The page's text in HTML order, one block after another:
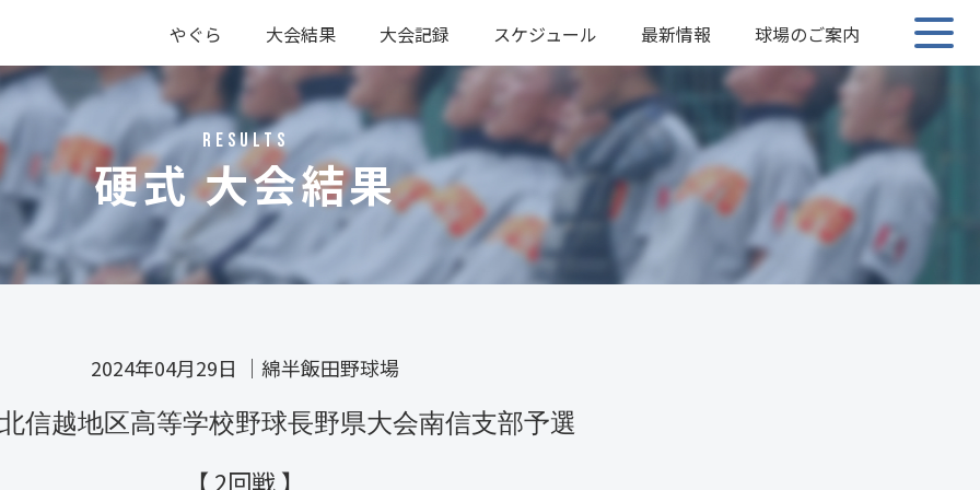
やぐら
大会結果
硬式
軟式
大会記録
硬式
軟式
スケジュール 最新情報 球場のご案内
RESULTS
硬式 大会結果
2024年04月29日 ｜ 綿半飯田野球場
北信越地区高等学校野球長野県大会南信支部予選
【 2回戦 】